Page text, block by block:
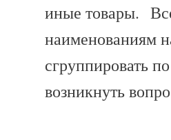
иные товары.
наименованиям
сгруппировать
возникнуть